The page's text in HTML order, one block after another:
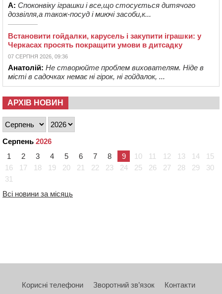
А: Споконвіку іграшки і все,що стосується дитячого
дозвілля,а також-посуд і миючі засоби,к...
Встановити гойдалки, карусель і закупити іграшки: у
Черкасах просять покращити умови в дитсадку
07 СЕРПНЯ 2026, 09:36
Анатолій: Не створюйте проблем вихователям. Ніде в
місті в садочках немає ні гірок, ні гойдалок, ...
АРХІВ НОВИН
Серпень 2026
1
2 3 4 5 6 7 8 9 10 11 12 13 14
15
16
17 18 19 20 21 22 23 24 25 26 27 28 29
30
31
Всі новини за місяць
Корисні телефони Зворотний зв’язок Контакти